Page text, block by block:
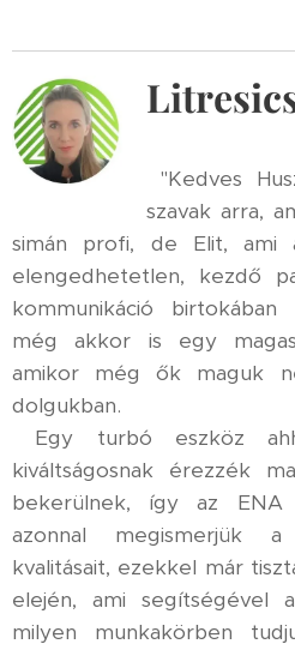
"Kedves
szavak arra,
simán profi, de Elit, ami
elengedhetetlen, kezdő
kommunikáció
még akkor is egy
amikor még ők maguk
dolgukban.
Egy turbó eszköz
kiváltságosnak érezzék
bekerülnek, így az ENA
azonnal megismerjük
kvalitásait, ezekkel már
elején, ami segítségével
milyen munkakörben